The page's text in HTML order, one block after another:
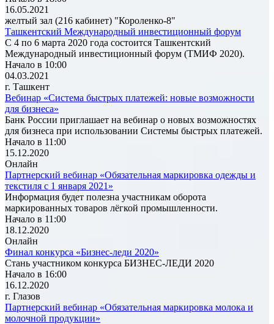
16.05.2021
желтый зал (216 кабинет) "Короленко-8"
Ташкентский Международный инвестиционный форум
С 4 по 6 марта 2020 года состоится Ташкентский
Международный инвестиционный форум (ТМИФ 2020).
Начало в 10:00
04.03.2021
г. Ташкент
Вебинар «Система быстрых платежей: новые возможности
для бизнеса»
Банк России приглашает на вебинар о новых возможностях
для бизнеса при использовании Системы быстрых платежей.
Начало в 11:00
15.12.2020
Онлайн
Партнерский вебинар «Обязательная маркировка одежды и
текстиля с 1 января 2021»
Информация будет полезна участникам оборота
маркированных товаров лёгкой промышленности.
Начало в 11:00
18.12.2020
Онлайн
Финал конкурса «Бизнес-леди 2020»
Стань участником конкурса БИЗНЕС-ЛЕДИ 2020
Начало в 16:00
16.12.2020
г. Глазов
Партнерский вебинар «Обязательная маркировка молока и
молочной продукции»